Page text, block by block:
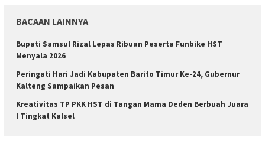
BACAAN LAINNYA
Bupati Samsul Rizal Lepas Ribuan Peserta Funbike HST
Menyala 2026
Peringati Hari Jadi Kabupaten Barito Timur Ke-24, Gubernur
Kalteng Sampaikan Pesan
Kreativitas TP PKK HST di Tangan Mama Deden Berbuah Juara
I Tingkat Kalsel